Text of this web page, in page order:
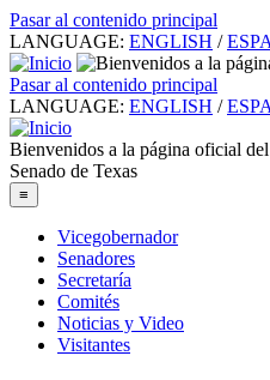
Pasar al contenido principal
LANGUAGE: ENGLISH /
Pasar al contenido principal
LANGUAGE: ENGLISH /
Bienvenidos a la página oficial del
Senado de Texas
≡
Vicegobernador
Senadores
Secretaría
Comités
Noticias y Video
Visitantes